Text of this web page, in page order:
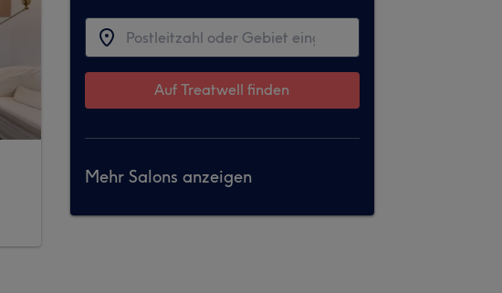
Auf Treatwell finden
Mehr Salons anzeigen